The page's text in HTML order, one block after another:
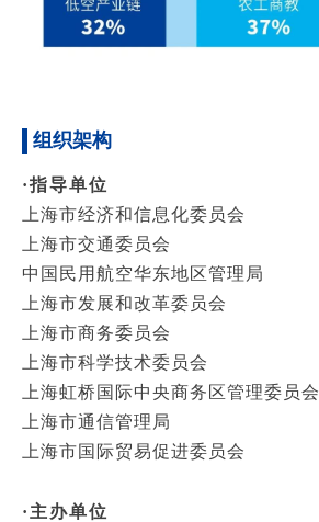
组织架构
·指导单位
上海市经济和信息化委员会
上海市交通委员会
中国民用航空华东地区管理局
上海市发展和改革委员会
上海市商务委员会
上海市科学技术委员会
上海虹桥国际中央商务区管理委员会
上海市通信管理局
上海市国际贸易促进委员会
·主办单位